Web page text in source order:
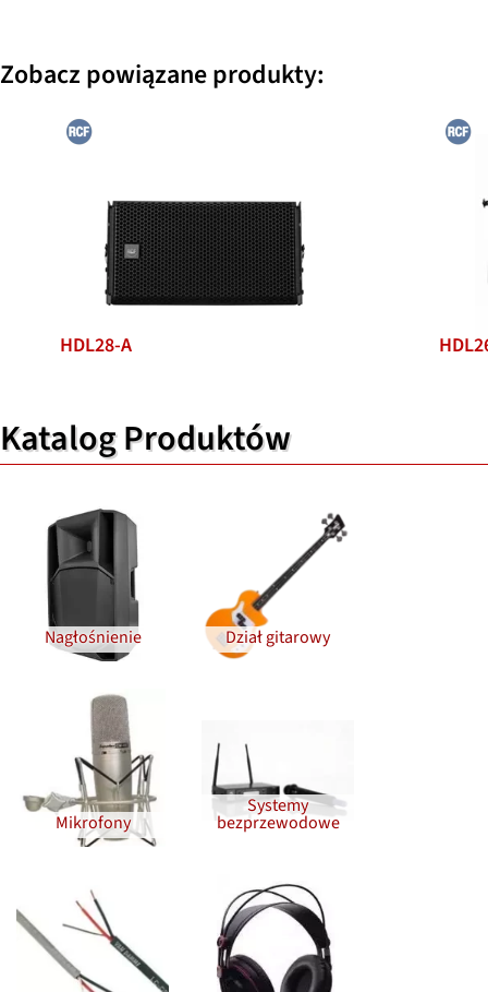
Zobacz powiązane produkty:
HDL28-A
Katalog Produktów
Nagłośnienie Dział gitarowy
Mikrofony
Systemy
bezprzewodowe